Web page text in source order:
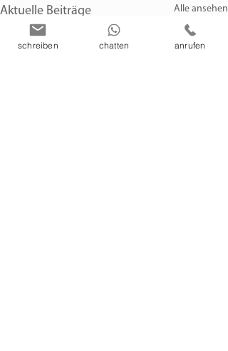
Aktuelle Beiträge Alle ansehen
schreiben chatten anrufen